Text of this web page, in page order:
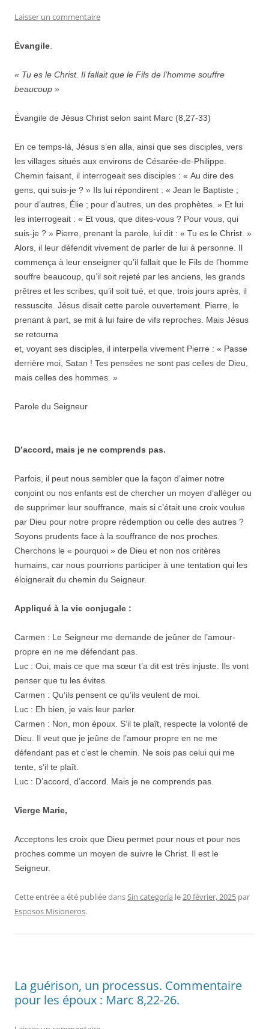
Laisser un commentaire
Évangile
« Tu es le Christ. Il fallait que le Fils de l’homme souffre
beaucoup »
Évangile de Jésus Christ selon saint Marc (8,27-33)
En ce temps-là, Jésus s’en alla, ainsi que ses disciples, vers
les villages situés aux environs de Césarée-de-Philippe.
Chemin faisant, il interrogeait ses disciples : « Au dire des
gens, qui suis-je ? » Ils lui répondirent : « Jean le Baptiste ;
pour d’autres, Élie ; pour d’autres, un des prophètes. » Et lui
les interrogeait : « Et vous, que dites-vous ? Pour vous, qui
suis-je ? » Pierre, prenant la parole, lui dit : « Tu es le Christ. »
Alors, il leur défendit vivement de parler de lui à personne. Il
commença à leur enseigner qu’il fallait que le Fils de l’homme
souffre beaucoup, qu’il soit rejeté par les anciens, les grands
prêtres et les scribes, qu’il soit tué, et que, trois jours après, il
ressuscite. Jésus disait cette parole ouvertement. Pierre, le
prenant à part, se mit à lui faire de vifs reproches. Mais Jésus
se retourna
et, voyant ses disciples, il interpella vivement Pierre : « Passe
derrière moi, Satan ! Tes pensées ne sont pas celles de Dieu,
mais celles des hommes. »
Parole du Seigneur
D’accord, mais je ne comprends pas.
Parfois, il peut nous sembler que la façon d’aimer notre
conjoint ou nos enfants est de chercher un moyen d’alléger ou
de supprimer leur souffrance, mais si c’était une croix voulue
par Dieu pour notre propre rédemption ou celle des autres ?
Soyons prudents face à la souffrance de nos proches.
Cherchons le « pourquoi » de Dieu et non nos critères
humains, car nous pourrions participer à une tentation qui les
éloignerait du chemin du Seigneur.
Appliqué à la vie conjugale :
Carmen : Le Seigneur me demande de jeûner de l’amour-
propre en ne me défendant pas.
Luc : Oui, mais ce que ma sœur t’a dit est très injuste. Ils vont
penser que tu les évites.
Carmen : Qu’ils pensent ce qu’ils veulent de moi.
Luc : Eh bien, je vais leur parler.
Carmen : Non, mon époux. S’il te plaît, respecte la volonté de
Dieu. Il veut que je jeûne de l’amour propre en ne me
défendant pas et c’est le chemin. Ne sois pas celui qui me
tente, s’il te plaît.
Luc : D’accord, d’accord. Mais je ne comprends pas.
Vierge Marie,
Acceptons les croix que Dieu permet pour nous et pour nos
proches comme un moyen de suivre le Christ. Il est le
Seigneur.
Cette entrée a été publiée dansSin categoría le20 février, 2025 par
Esposos Misioneros.
La guérison, un processus. Commentaire
pour les époux : Marc 8,22-26.